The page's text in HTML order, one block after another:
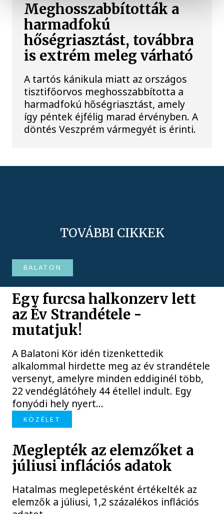
Meghosszabbították a
harmadfokú
hőségriasztást, továbbra
is extrém meleg várható
A tartós kánikula miatt az országos
tisztifőorvos meghosszabbította a
harmadfokú hőségriasztást, amely
így péntek éjfélig marad érvényben. A
döntés Veszprém vármegyét is érinti.
TOVÁBBI CIKKEK
BALATON
Egy furcsa halkonzerv lett
az Év Strandétele -
mutatjuk!
A Balatoni Kör idén tizenkettedik
alkalommal hirdette meg az év strandétele
versenyt, amelyre minden eddiginél több,
22 vendéglátóhely 44 étellel indult. Egy
fonyódi hely nyert...
KÖZÉLET
Meglepték az elemzőket a
júliusi inflációs adatok
Hatalmas meglepetésként értékelték az
elemzők a júliusi, 1,2 százalékos inflációs